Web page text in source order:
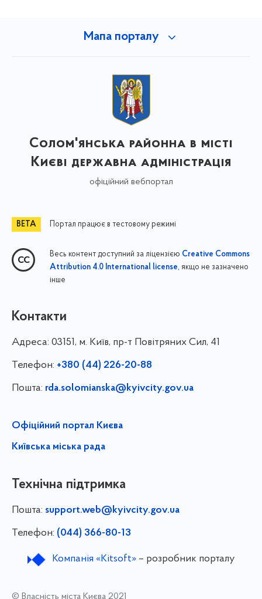
Мапа порталу
Солом'янська районна в місті
Києві державна адміністрація
офіційний вебпортал
Портал працює в тестовому режимі
Весь контент доступний за ліцензією Creative Commons
Attribution 4.0 International license, якщо не зазначено
інше
Контакти
Адреса: 03151, м. Київ, пр-т Повітряних Сил, 41
Телефон: +380 (44) 226-20-88
Пошта: rda.solomianska@kyivcity.gov.ua
Офіційний портал Києва
Київська міська рада
Технічна підтримка
Пошта: support.web@kyivcity.gov.ua
Телефон: (044) 366-80-13
Компанія «Kitsoft»– розробник порталу
© Власність міста Києва 2021